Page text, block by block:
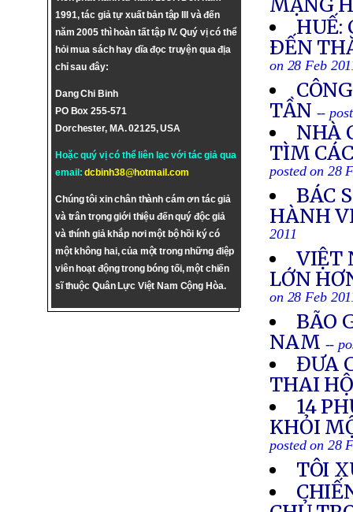
1991, tác giả tự xuất bản tập III và đến
năm 2005 thì hoàn tất tập IV. Quý vị có thể
hỏi mua sách hay dĩa đọc truyện qua địa
chỉ sau đây:
Dang Chi Binh
PO Box 255-571
Dorchester, MA. 02125, USA
Hoặc quý vị có thể liên lạc với tác giả qua
email:dcbinh38@hotmail.com
Chúng tôi xin chân thành cám ơn tác giả
và trân trọng giới thiệu đến quý độc giả
và thính giả khắp nơi một bộ hồi ký có
một không hai, của một trong những điệp
viên hoạt động trong bóng tối, một chiến
sĩ thuộc Quân Lực Việt Nam Cộng Hòa.
MẠNG
HUẾ:
ÐẾN
on 28 Feb
TẦN --
NHÀ
TÌM
posted on 28
BÁC
HÀNH
2011
VIỆT
LỚN
on 28 Feb
BÃO
NAM --
ĐƯA
THAI
14
KHỎI
posted on 28
TÔI